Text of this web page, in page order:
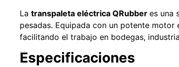
La transpaleta eléctrica QRubber es una
pesadas. Equipada con un potente
facilitando el trabajo en bodegas,
Especificaciones